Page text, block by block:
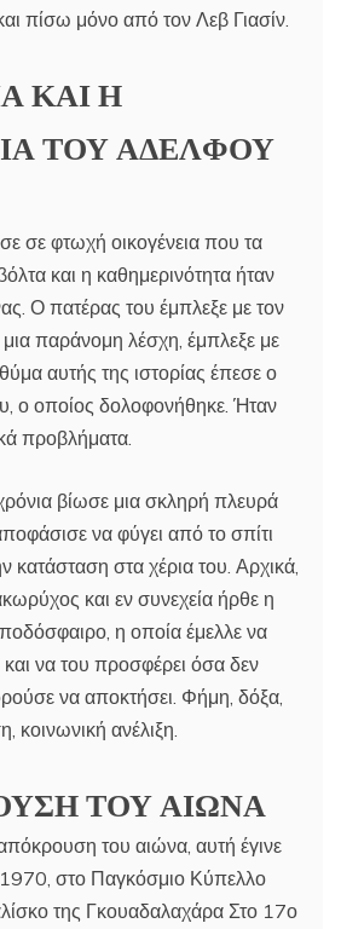
πίσω μόνο από τον Λεβ Γιασίν.
ΚΑΙ Η
ΤΟΥ ΑΔΕΛΦΟΥ
σε φτωχή οικογένεια που τα
και η καθημερινότητα ήταν
Ο πατέρας του έμπλεξε με τον
μια παράνομη λέσχη, έμπλεξε με
αυτής της ιστορίας έπεσε ο
ο οποίος δολοφονήθηκε. Ήταν
προβλήματα.
βίωσε μια σκληρή πλευρά
να φύγει από το σπίτι
κατάσταση στα χέρια του. Αρχικά,
και εν συνεχεία ήρθε η
η οποία έμελλε να
και να του προσφέρει όσα δεν
να αποκτήσει. Φήμη, δόξα,
κοινωνική ανέλιξη.
ΤΟΥ ΑΙΩΝΑ
του αιώνα, αυτή έγινε
1970, στο Παγκόσμιο Κύπελλο
της Γκουαδαλαχάρα Στο 17ο